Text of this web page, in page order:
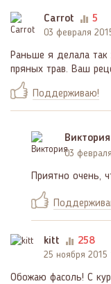
Carrot
5
03 февраля
Раньше я делала так
пряных трав. Ваш
Поддерживаю!
Виктория
03
Приятно очень,
kitt 258
25 ноября 2015
Обожаю фасоль! С